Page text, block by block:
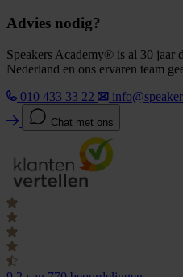
Advies nodig?
Speakers Academy® is al 30 jaar
Nederland en ons ervaren team
010 433 33 22
Chat met ons